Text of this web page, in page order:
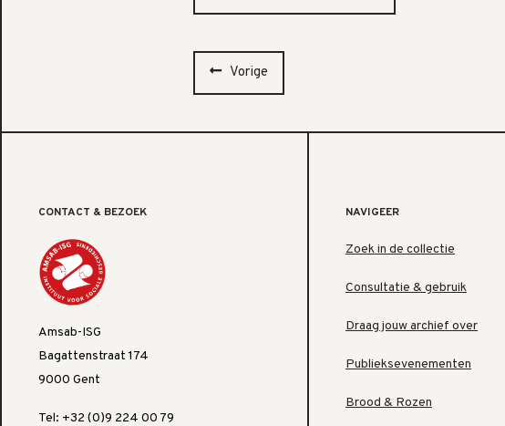
Vorige
CONTACT & BEZOEK
Amsab-ISG
Bagattenstraat 174
9000 Gent
Tel: +32 (0)9 224 00 79
NAVIGEER
Zoek in de collectie
Consultatie & gebruik
Draag jouw archief over
Publieksevenementen
Brood & Rozen